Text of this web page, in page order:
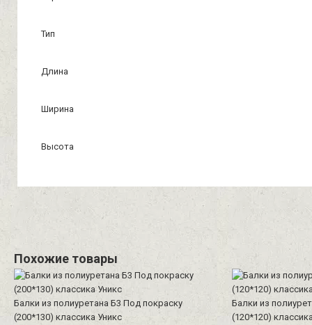
Тип
Длина
Ширина
Высота
Похожие товары
Балки из полиуретана Б3 Под покраску
(200*130) классика Уникс
Балки из
(120*120)